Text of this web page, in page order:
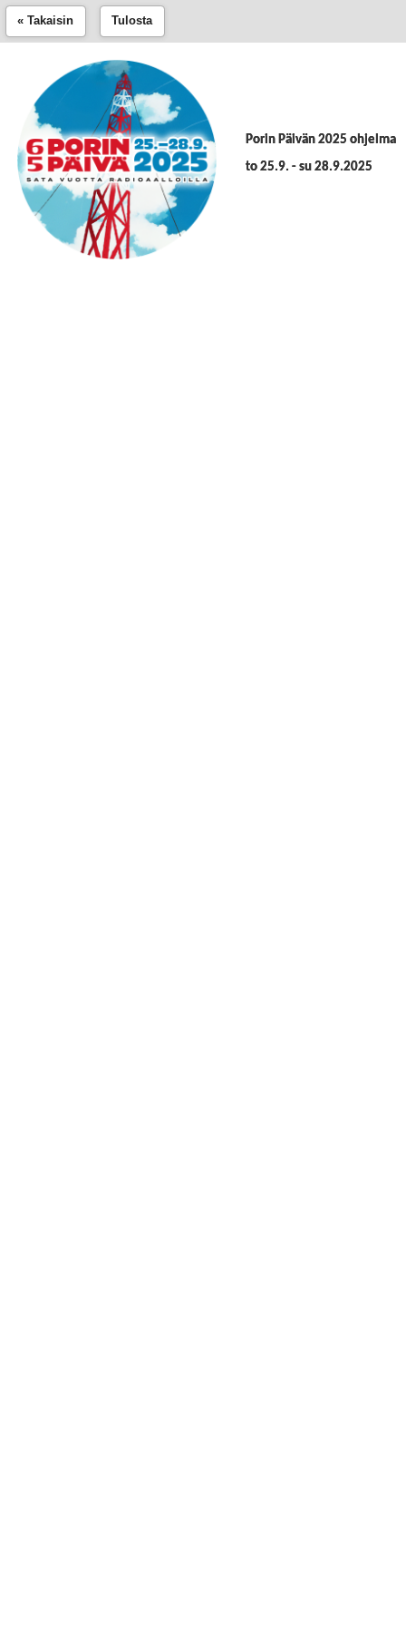
« Takaisin Tulosta
Porin Päivän 2025 ohjelma
to 25.9. - su 28.9.2025